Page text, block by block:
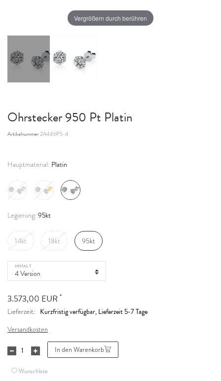
Vergrößern durch berühren
Ohrstecker 950 Pt Platin
Artikelnummer2A446P5-4
Hauptmaterial: Platin
Legierung: 95kt
14kt 18kt 95kt
INHALT
3.573,00 EUR *
Lieferzeit: Kurzfristig verfügbar, Lieferzeit 5-7 Tage
Versandkosten
In den Warenkorb
Wunschliste